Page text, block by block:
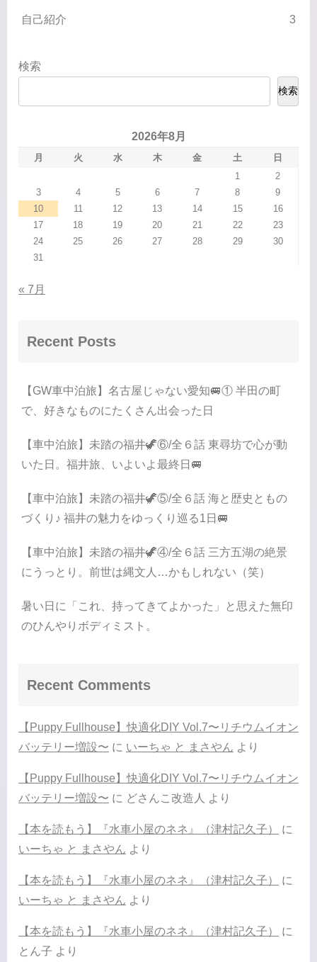
自己紹介 3
検索
検索
2026年8月
月 火 水 木 金 土
日
1
2
3
4 5 6 7 8
9
10
11 12 13 14 15
16
17
18 19 20 21 22
23
24
25 26 27 28 29
30
31
« 7月
Recent Posts
【GW車中泊旅】名古屋じゃない愛知🚐① 半田の町
で、好きなものにたくさん出会った日
【車中泊旅】未踏の福井🦖⑥/全６話 東尋坊で心が動
いた日。福井旅、いよいよ最終日🚐
【車中泊旅】未踏の福井🦖⑤/全６話 海と歴史ともの
づくり♪ 福井の魅力をゆっくり巡る1日🚐
【車中泊旅】未踏の福井🦖④/全６話 三方五湖の絶景
にうっとり。前世は縄文人…かもしれない（笑）
暑い日に「これ、持ってきてよかった」と思えた無印
のひんやりボディミスト。
Recent Comments
【Puppy Fullhouse】快適化DIY Vol.7〜リチウムイオン
バッテリー増設〜 に いーちゃ と まさやん より
【Puppy Fullhouse】快適化DIY Vol.7〜リチウムイオン
バッテリー増設〜 に どさんこ改造人 より
【本を読もう】『水車小屋のネネ』（津村記久子）
に
いーちゃ と まさやん より
【本を読もう】『水車小屋のネネ』（津村記久子）
に
いーちゃ と まさやん より
【本を読もう】『水車小屋のネネ』（津村記久子）
に
とん子 より